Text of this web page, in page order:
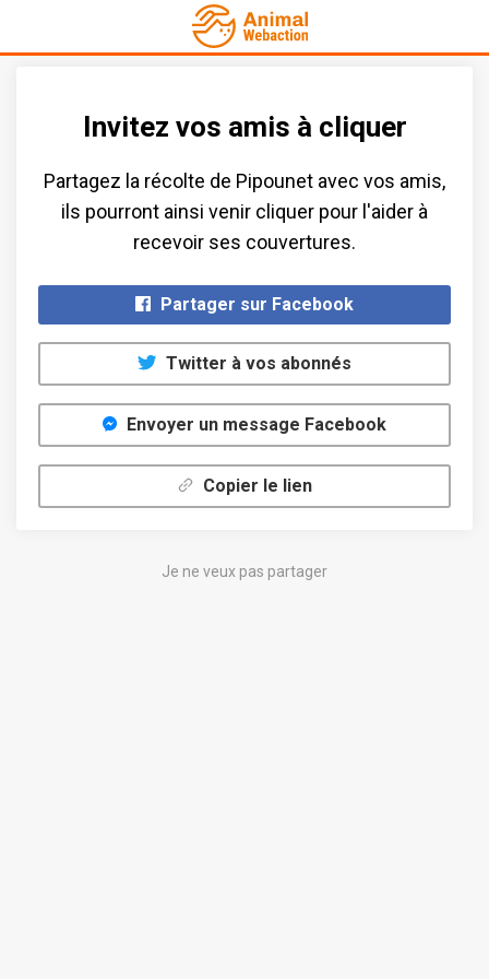
Invitez vos amis à cliquer
Partagez la récolte de Pipounet avec vos amis​,
ils pourront ainsi venir cliquer pour l'aider à
recevoir ses couvertures.​
Partager sur Facebook
Twitter à vos abonnés
Envoyer un message Facebook
Copier le lien
Je ne veux pas partager